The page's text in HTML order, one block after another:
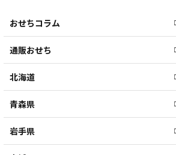
おせちコラム
通販おせち
北海道
青森県
岩手県